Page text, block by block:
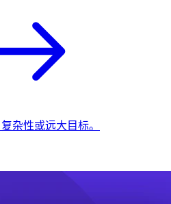
杂性或远大目标。